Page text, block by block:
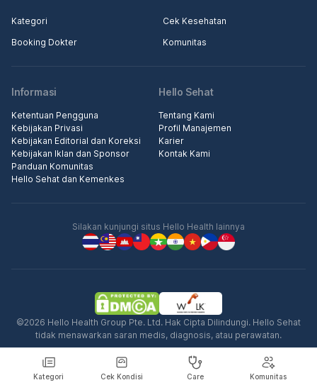
Kategori Cek Kondisi Care Komunitas
Kategori
Cek Kesehatan
Booking Dokter
Komunitas
Informasi
Ketentuan Pengguna
Kebijakan Privasi
Kebijakan Editorial dan Koreksi
Kebijakan Iklan dan Sponsor
Panduan Komunitas
Hello Sehat dan Kemenkes
Hello Sehat
Tentang Kami
Profil Manajemen
Karier
Kontak Kami
Silakan kunjungi situs Hello Health lainnya
©2026 Hello Health Group Pte. Ltd. Hak Cipta Dilindungi. Hello Sehat
tidak menawarkan saran medis, diagnosis, atau perawatan.